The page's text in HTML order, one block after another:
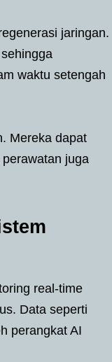
jaringan.
waktu setengah
Mereka dapat
juga
real-time
Data seperti
perangkat AI